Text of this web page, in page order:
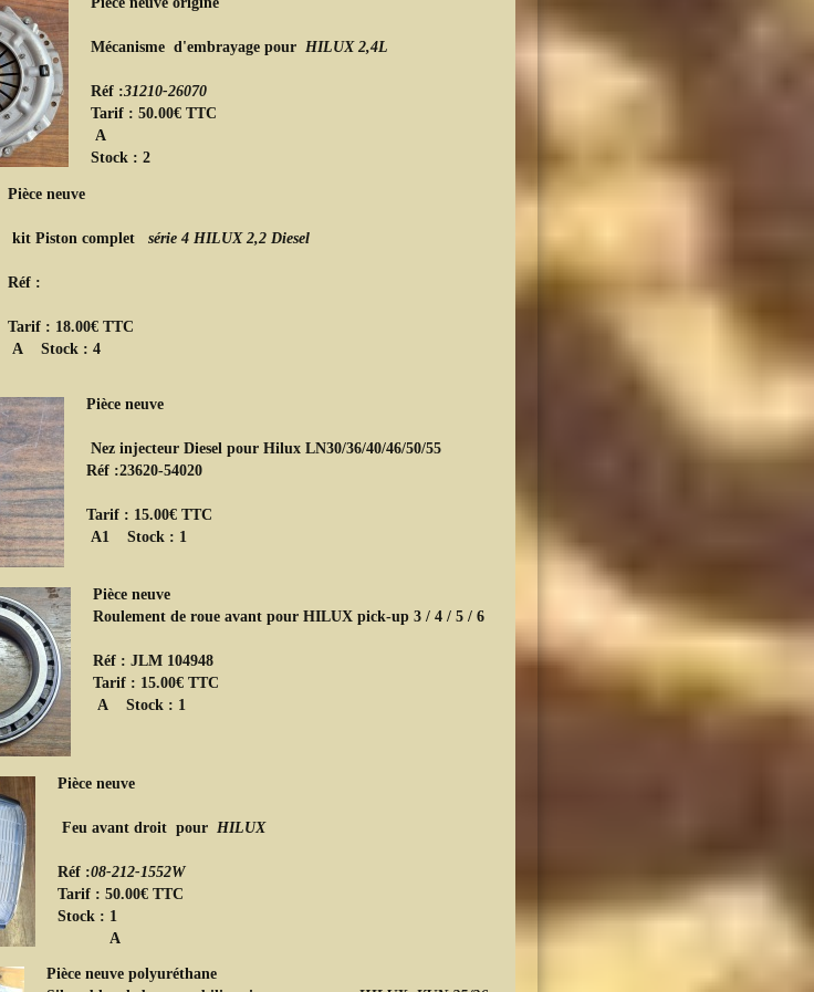
Mécanisme d'embrayage pour HILUX 2,4L
Réf :31210-26070
Tarif : 50.00€ TTC
A
Stock : 2
Pièce neuve
kit Piston completsérie 4 HILUX 2,2 Diesel
Réf :
Tarif : 18.00€ TTC
A Stock : 4
Pièce neuve
Nez injecteur Diesel pour Hilux LN30/36/40/46/50/55
Réf :23620-54020
Tarif : 15.00€ TTC
A1 Stock : 1
Pièce neuve
Roulement de roue avant pour HILUX pick-up 3 / 4 / 5 / 6
Réf : JLM 104948
Tarif : 15.00€ TTC
A Stock : 1
Pièce neuve
Feu avant droit pour HILUX
Réf :08-212-1552W
Tarif : 50.00€ TTC
Stock : 1
A
Pièce neuve polyuréthane